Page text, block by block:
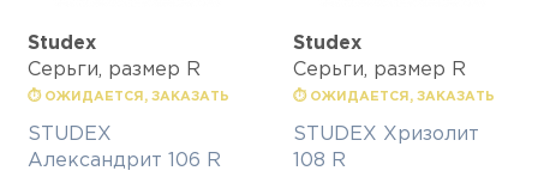
Studex
Серьги, размер R
⏱ ОЖИДАЕТСЯ, ЗАКАЗАТЬ
STUDEX
Александрит 106 R
Studex
Серьги, размер R
⏱ ОЖИДАЕТСЯ, ЗАКАЗАТЬ
STUDEX Хризолит
108 R